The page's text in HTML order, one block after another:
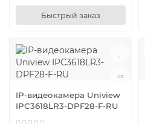
Быстрый заказ
IP-видеокамера Uniview
IPC3618LR3-DPF28-F-RU